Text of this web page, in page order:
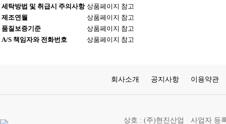
세탁방법 및 취급시 주의사항 상품페이지 참고
제조연월
상품페이지 참고
품질보증기준
상품페이지 참고
A/S 책임자와 전화번호
상품페이지 참고
회사소개 공지사항 이용약관
상호 : (주)현진산업
사업자 등